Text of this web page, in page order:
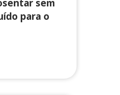
sem
para o